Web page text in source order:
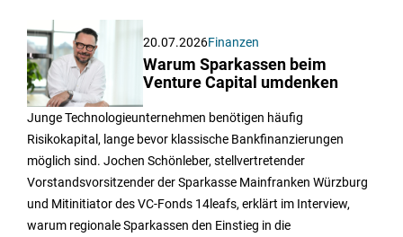
20.07.2026Finanzen
Warum Sparkassen beim
Venture Capital umdenken
Junge Technologieunternehmen benötigen häufig
Risikokapital, lange bevor klassische Bankfinanzierungen
möglich sind. Jochen Schönleber, stellvertretender
Vorstandsvorsitzender der Sparkasse Mainfranken Würzburg
und Mitinitiator des VC-Fonds 14leafs, erklärt im Interview,
warum regionale Sparkassen den Einstieg in die